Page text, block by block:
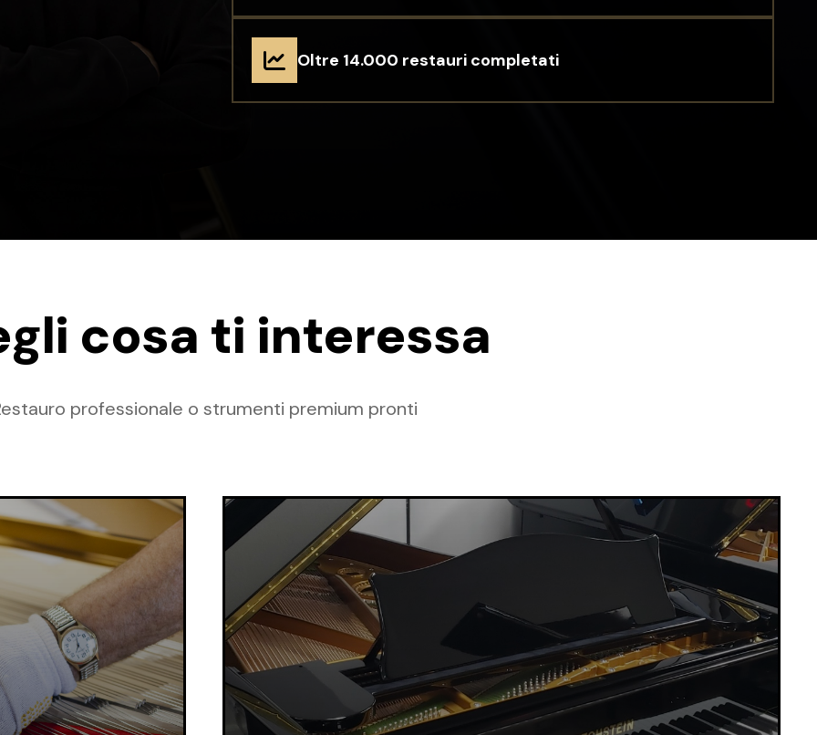
Oltre 14.000 restauri completati
cosa ti interessa
professionale o strumenti premium pronti